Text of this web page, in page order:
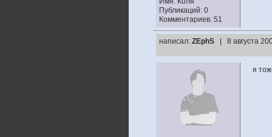
Публикаций: 0
Комментариев: 51
написал: ZEphS | 8 августа
я